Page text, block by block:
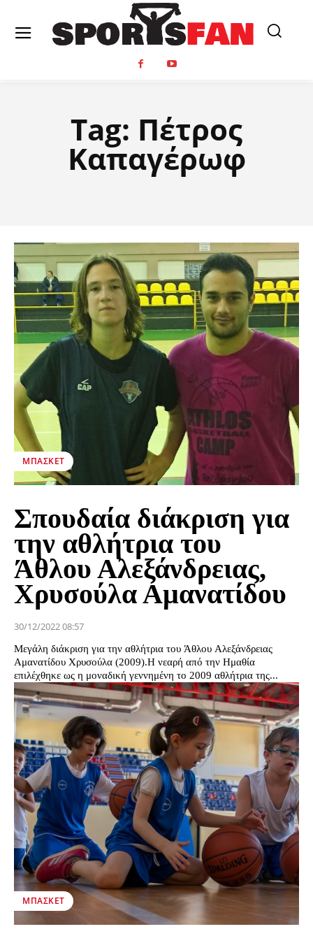
Tag: Πέτρος
Καπαγέρωφ
ΜΠΆΣΚΕΤ
Σπουδαία διάκριση για
την αθλήτρια του
Άθλου Αλεξάνδρειας,
Χρυσούλα Αμανατίδου
30/12/2022 08:57
Μεγάλη διάκριση για την αθλήτρια του Άθλου Αλεξάνδρειας
Αμανατίδου Χρυσούλα (2009).Η νεαρή από την Ημαθία
επιλέχθηκε ως η μοναδική γεννημένη το 2009 αθλήτρια της...
ΜΠΆΣΚΕΤ